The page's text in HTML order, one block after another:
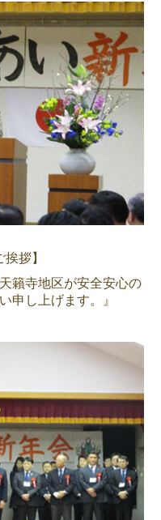
挨拶】
籟寺地区が安全安心の
申し上げます。』